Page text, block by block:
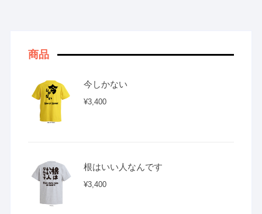
商品
今しかない
¥3,400
根はいい人なんです
¥3,400